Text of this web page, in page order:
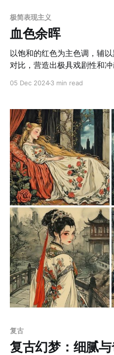
极简表现主义
血色余晖
以饱和的红色为主色调，辅
对比，营造出极具戏剧性和
的情绪主题。画中元素通过
了画面的叙事性张力，同时
合的技法，使整体呈现既粗犷又现代。 应
海报：尤其是惊悚、悬疑或
力。 2. 插画与书籍封面：适合强调故事张力的作品，如科
幻小说、后启示录题材书籍。 3. 音乐专辑封面：尤其是
滚、金属或实验音乐，以表达
牌设计与广告：突出独特性
极限运动或个性化品牌。 5. 艺术展览宣传：可作为视觉艺
术的宣传元素，吸引观众对
prompt: 1. An abandoned, futuristic city overrun by
creeping roots and vines,
05 Dec 20243 min read
复古
复古幻梦：细腻